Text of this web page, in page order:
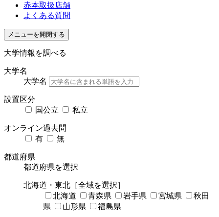
赤本取扱店舗
よくある質問
メニューを開閉する
大学情報を調べる
大学名
大学名
設置区分
国公立
私立
オンライン過去問
有
無
都道府県
都道府県を選択
北海道・東北 ［全域を選択］
北海道
青森県 岩手県 宮城県
秋田
県
山形県 福島県